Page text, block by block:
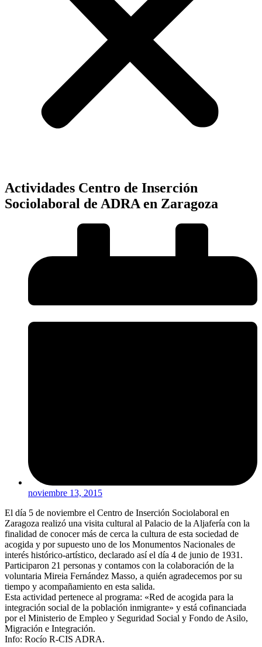
Actividades Centro de Inserción
Sociolaboral de ADRA en Zaragoza
noviembre 13, 2015
El día 5 de noviembre el Centro de Inserción Sociolaboral en
Zaragoza realizó una visita cultural al Palacio de la Aljafería con la
finalidad de conocer más de cerca la cultura de esta sociedad de
acogida y por supuesto uno de los Monumentos Nacionales de
interés histórico-artístico, declarado así el día 4 de junio de 1931.
Participaron 21 personas y contamos con la colaboración de la
voluntaria Mireia Fernández Masso, a quién agradecemos por su
tiempo y acompañamiento en esta salida.
Esta actividad pertenece al programa: «Red de acogida para la
integración social de la población inmigrante» y está cofinanciada
por el Ministerio de Empleo y Seguridad Social y Fondo de Asilo,
Migración e Integración.
Info: Rocío R-CIS ADRA.